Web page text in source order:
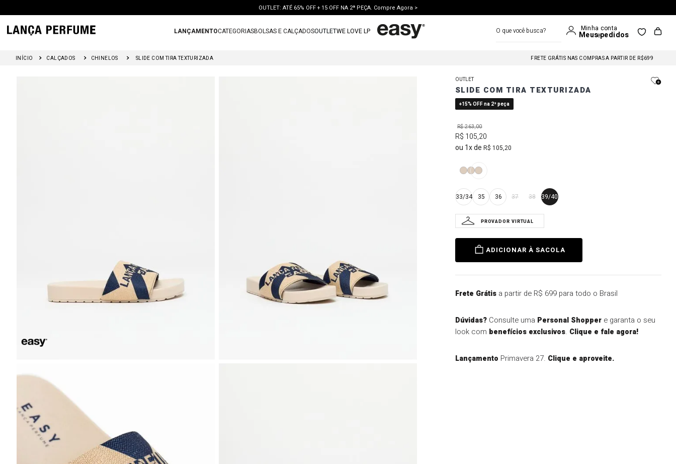
OUTLET: ATÉ 65% OFF + 15 OFF NA 2ª PEÇA. Compre Agora >
LANÇAMENTOCATEGORIASBOLSAS E CALÇADOSOUTLETWE LOVE LP
CALÇADOS CHINELOS SLIDE COM TIRA TEXTURIZADA FRETE GRÁTIS NAS COMPRAS A PARTIR DE R$699
FRETE GRÁTIS NAS COMPRAS A PARTIR DE R$699
OUTLET
SLIDE COM TIRA TEXTURIZADA
+15% OFF na 2ª peça
R$263,00
R$ 105,20
1
R$ 105,20
ADICIONAR À SACOLA
Frete Grátisa partir de R$ 699 para todo o Brasil
Dúvidas?Consulte uma Personal Shoppere garanta o seu
look com benefícios exclusivos. Clique e fale agora!
Lançamento Primavera 27. Clique e aproveite.